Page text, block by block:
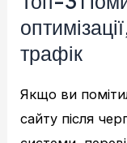
трафік
Якщо ви
сайту після